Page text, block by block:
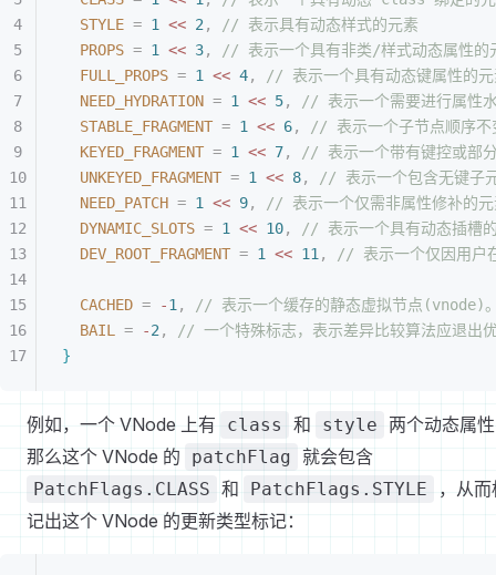
STYLE = 1 << 2 ,
// 表示具有动态样式的元素
PROPS = 1 << 3,
// 表示一个具有非类/样式动态属性的
FULL_PROPS = 1 << 4,
// 表示一个具有动态键属性的元
NEED_HYDRATION = 1 << 5,
// 表示一个需要进行属性
STABLE_FRAGMENT = 1 << 6,
// 表示一个子节点顺序不
KEYED_FRAGMENT = 1 << 7,
// 表示一个带有键控或部
UNKEYED_FRAGMENT = 1 << 8,
// 表示一个包含无键子
NEED_PATCH = 1 << 9,
// 表示一个仅需非属性修补的元
DYNAMIC_SLOTS = 1 << 10,
// 表示一个具有动态插槽
DEV_ROOT_FRAGMENT = 1 << 11 , // 表示一个仅因用户
CACHED = -1 ,
// 表示一个缓存的静态虚拟节点(vnode)
BAIL
= -2 ,
// 一个特殊标志，表示差异比较算法应退出
}
例如，一个 VNode 上有 class 和 style
两个动态属
那么这个 VNode 的
patchFlag 就会包含
PatchFlags.CLASS 和 PatchFlags.STYLE
，从而
记出这个 VNode 的更新类型标记：